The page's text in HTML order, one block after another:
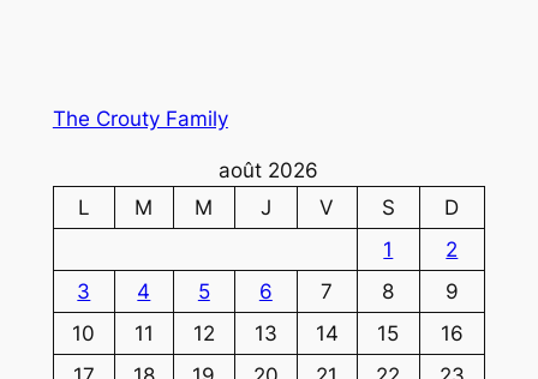
The Crouty Family
août 2026
L
M M J V S
D
1
2
3
4 5 6 7 8
9
10
11 12 13 14 15
16